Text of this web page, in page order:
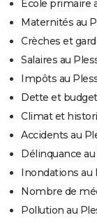
Ecole primaire
Maternités au
Crèches et
Salaires au
Impôts au
Dette et
Climat et
Accidents au
Délinquance
Inondations au
Nombre de
Pollution au